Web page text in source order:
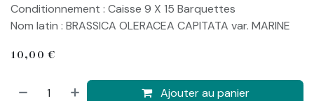
Conditionnement : Caisse 9 X 15 Barquettes
Nom latin : BRASSICA OLERACEA CAPITATA var. MARINE
10,00 €
Ajouter au panier